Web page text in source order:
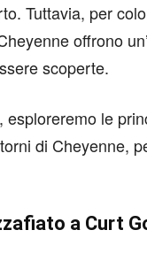
Tuttavia, per
offrono
scoperte.
esploreremo le
di Cheyenne,
a Curt